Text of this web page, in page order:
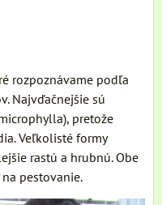
rozpoznávame podľa
Najvďačnejšie sú
pretože
Veľkolisté formy
rastú a hrubnú. Obe
pestovanie.